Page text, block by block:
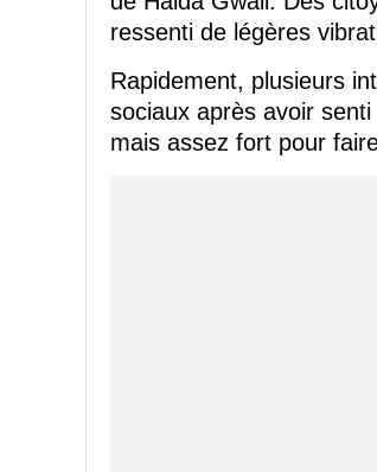
ressenti de légères
Rapidement, plusieurs
sociaux après avoir
mais assez fort pour